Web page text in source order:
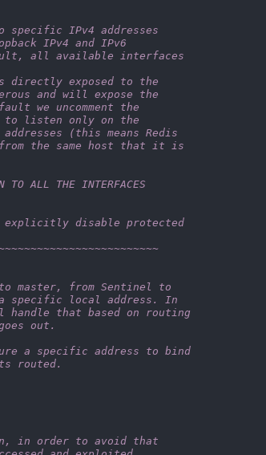
IPv4 addresses
IPv4 and IPv6
all available interfaces
is directly exposed to the
and will expose the
we uncomment the
listen only on the
(this means Redis
the same host that it is
TO ALL THE INTERFACES
explicitly disable protected
master, from Sentinel to
specific local address. In
handle that based on routing
out.
a specific address to bind
routed.
in order to avoid that